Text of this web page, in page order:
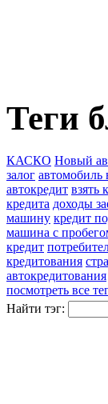
Теги
КАСКО Новый
залог автомобиль
автокредит взять
кредита доходы
машину кредит
машина с
кредит
кредитования
автокредитования
посмотреть все
Найти тэг: